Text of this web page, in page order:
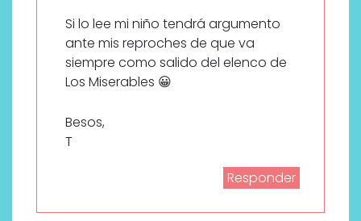
Si lo lee mi niño tendrá argumento
ante mis reproches de que va
siempre como salido del elenco de
Los Miserables 😀
Besos,
T
Responder